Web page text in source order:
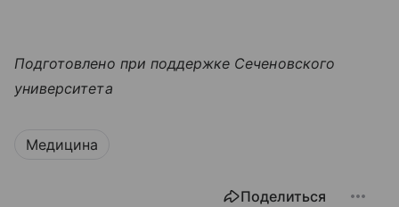
Подготовлено при поддержке Сеченовского
университета
Медицина
Поделиться